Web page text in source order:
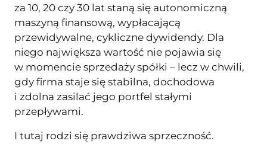
za 10, 20 czy 30 lat staną się autonomiczną
maszyną finansową, wypłacającą
przewidywalne, cykliczne dywidendy. Dla
niego największa wartość nie pojawia się
w momencie sprzedaży spółki – lecz w chwili,
gdy firma staje się stabilna, dochodowa
i zdolna zasilać jego portfel stałymi
przepływami.
I tutaj rodzi się prawdziwa sprzeczność.